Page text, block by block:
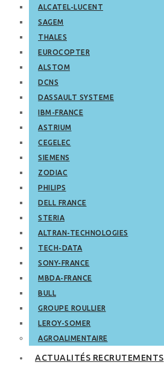
ALCATEL-LUCENT
SAGEM
THALES
EUROCOPTER
ALSTOM
DCNS
DASSAULT SYSTEME
IBM-FRANCE
ASTRIUM
CEGELEC
SIEMENS
ZODIAC
PHILIPS
DELL FRANCE
STERIA
ALTRAN-TECHNOLOGIES
TECH-DATA
SONY-FRANCE
MBDA-FRANCE
BULL
GROUPE ROULLIER
LEROY-SOMER
AGROALIMENTAIRE
ACTUALITÉS RECRUTEMENTS